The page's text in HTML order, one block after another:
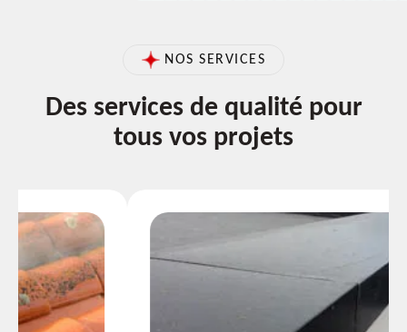
NOS SERVICES
Des services de qualité pour
tous vos projets